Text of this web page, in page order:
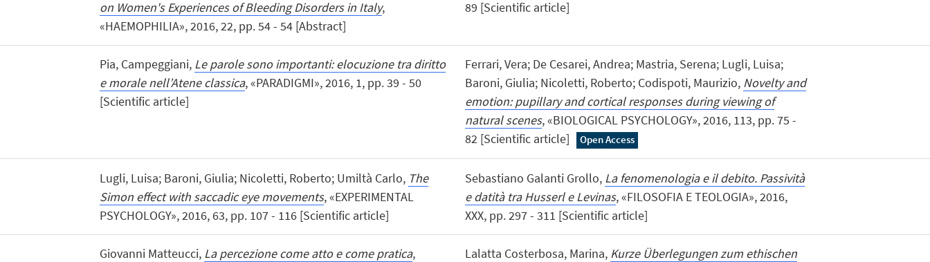
on Women's Experiences of Bleeding Disorders in Italy,
«HAEMOPHILIA», 2016, 22, pp. 54 - 54 [Abstract]
89 [Scientific article]
Pia, Campeggiani, Le parole sono importanti: elocuzione tra diritto
e morale nell’Atene classica, «PARADIGMI», 2016, 1, pp. 39 - 50
[Scientific article]
Ferrari, Vera; De Cesarei, Andrea; Mastria, Serena; Lugli, Luisa;
Baroni, Giulia; Nicoletti, Roberto; Codispoti, Maurizio, Novelty and
emotion: pupillary and cortical responses during viewing of
natural scenes, «BIOLOGICAL PSYCHOLOGY», 2016, 113, pp. 75 -
82 [Scientific article]
Open Access
Lugli, Luisa; Baroni, Giulia; Nicoletti, Roberto; Umiltà Carlo, The
Simon effect with saccadic eye movements, «EXPERIMENTAL
PSYCHOLOGY», 2016, 63, pp. 107 - 116 [Scientific article]
Sebastiano Galanti Grollo, La fenomenologia e il debito. Passività
e datità tra Husserl e Levinas, «FILOSOFIA E TEOLOGIA», 2016,
XXX, pp. 297 - 311 [Scientific article]
Giovanni Matteucci, La percezione come atto e come pratica,
Lalatta Costerbosa, Marina, Kurze Überlegungen zum ethischen